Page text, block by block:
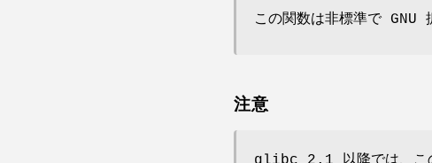
この関数は非標準で GNU
注意